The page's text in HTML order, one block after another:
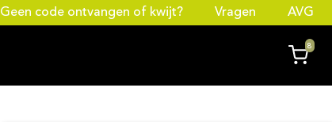
Geen code ontvangen of kwijt? Vragen AVG
8